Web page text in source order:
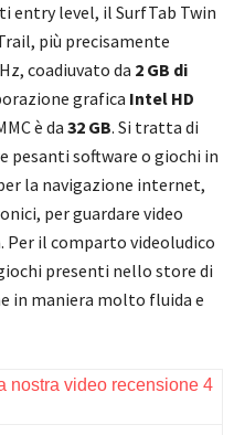
entry level, il SurfTab Twin
più precisamente
coadiuvato da 2 GB di
grafica Intel HD
è da32 GB. Si tratta di
pesanti software o giochi in
la navigazione internet,
per guardare video
Per il comparto videoludico
presenti nello store di
in maniera molto fluida e